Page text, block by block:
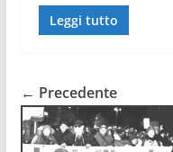
Leggi tutto
← Precedente